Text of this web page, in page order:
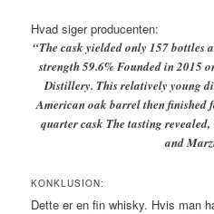
Hvad siger producenten:
“The cask yielded only 157 bottles
strength 59.6% Founded in 2015
Distillery. This relatively young
American oak barrel then finished
quarter cask The tasting
and
KONKLUSION:
Dette er en fin whisky. Hvis man